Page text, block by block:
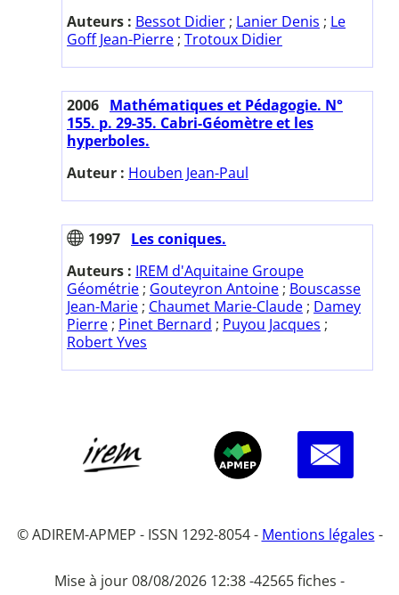
Auteurs : Bessot Didier ; Lanier Denis ; Le
Goff Jean-Pierre ; Trotoux Didier
2006 Mathématiques et Pédagogie. N°
155. p. 29-35. Cabri-Géomètre et les
hyperboles.
Auteur : Houben Jean-Paul
1997 Les coniques.
Auteurs : IREM d'Aquitaine Groupe
Géométrie ; Gouteyron Antoine ; Bouscasse
Jean-Marie ; Chaumet Marie-Claude ; Damey
Pierre ; Pinet Bernard ; Puyou Jacques ;
Robert Yves
© ADIREM-APMEP - ISSN 1292-8054 - Mentions légales -
Mise à jour 08/08/2026 12:38 -42565 fiches -